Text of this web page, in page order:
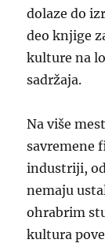
dolaze do
deo knjige
kulture na
sadržaja.
Na više
savremene
industriji,
nemaju
ohrabrim
kultura